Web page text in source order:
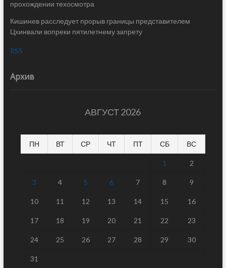
прохождении техосмотра
Кишинев расследует прорыв границы представителем
Цхинвали вопреки пятилетнему запрету
RSS
Архив
АВГУСТ 2026
ПН ВТ СР ЧТ ПТ СБ ВС
1 2
3 4 5 6 7 8 9
10 11 12 13 14 15 16
17 18 19 20 21 22 23
24 25 26 27 28 29 30
31